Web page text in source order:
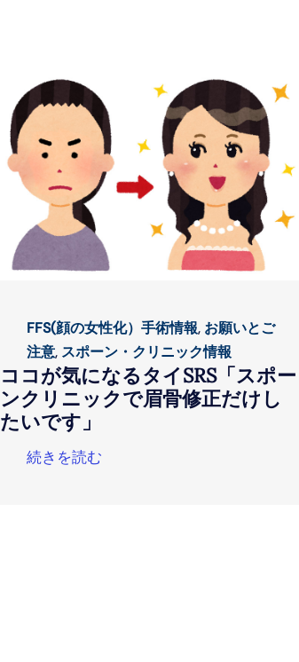
FFS(顔の女性化）手術情報, お願いとご
注意, スポーン・クリニック情報
ココが気になるタイSRS「スポー
ンクリニックで眉骨修正だけし
たいです」
続きを読む